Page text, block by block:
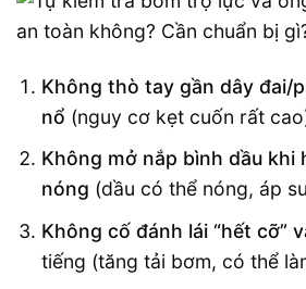
Không thò tay gần dây đai/
nổ (nguy cơ kẹt cuốn rất
Không mở nắp bình dầu khi
nóng (dầu có thể nóng, áp
Không cố đánh lái “hết cỡ”
tiếng (tăng tải bơm, có thể